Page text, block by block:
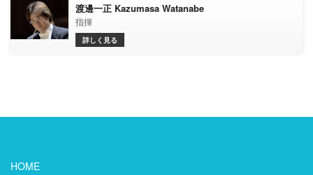
渡邊一正 Kazumasa Watanabe
指揮
詳しく見る
HOME